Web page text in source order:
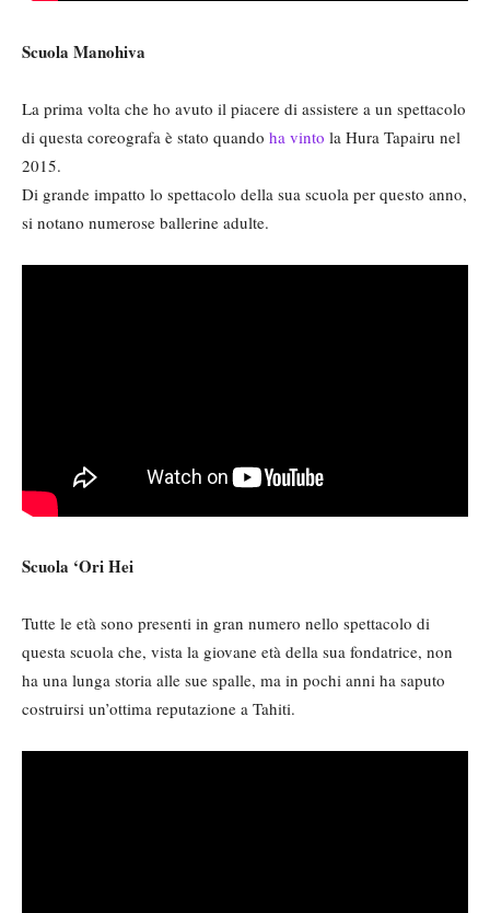
Scuola Manohiva
La prima volta che ho avuto il piacere di assistere a un spettacolo
di questa coreografa è stato quando ha vinto la Hura Tapairu nel
2015.
Di grande impatto lo spettacolo della sua scuola per questo anno,
si notano numerose ballerine adulte.
Scuola ‘Ori Hei
Tutte le età sono presenti in gran numero nello spettacolo di
questa scuola che, vista la giovane età della sua fondatrice, non
ha una lunga storia alle sue spalle, ma in pochi anni ha saputo
costruirsi un’ottima reputazione a Tahiti.